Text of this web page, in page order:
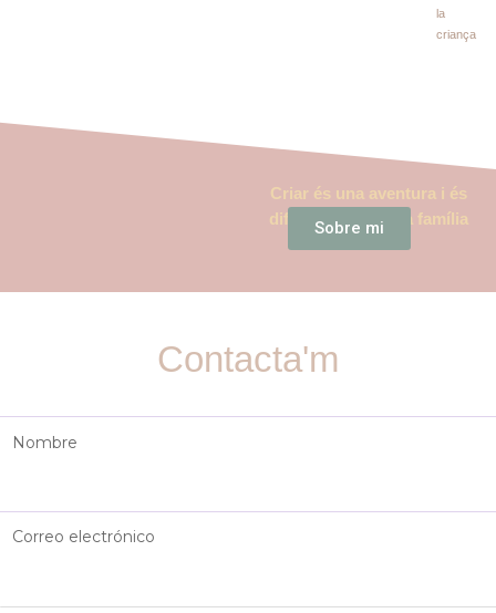
la
criança
Criar és una aventura i és
diferent per a cada família
Sobre mi
Contacta'm